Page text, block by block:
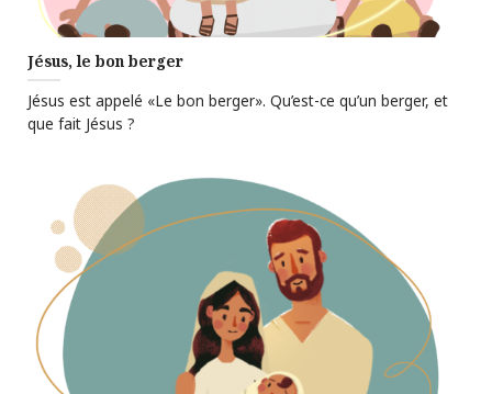
Jésus, le bon berger
Jésus est appelé «Le bon berger». Qu’est-ce qu’un berger, et
que fait Jésus ?